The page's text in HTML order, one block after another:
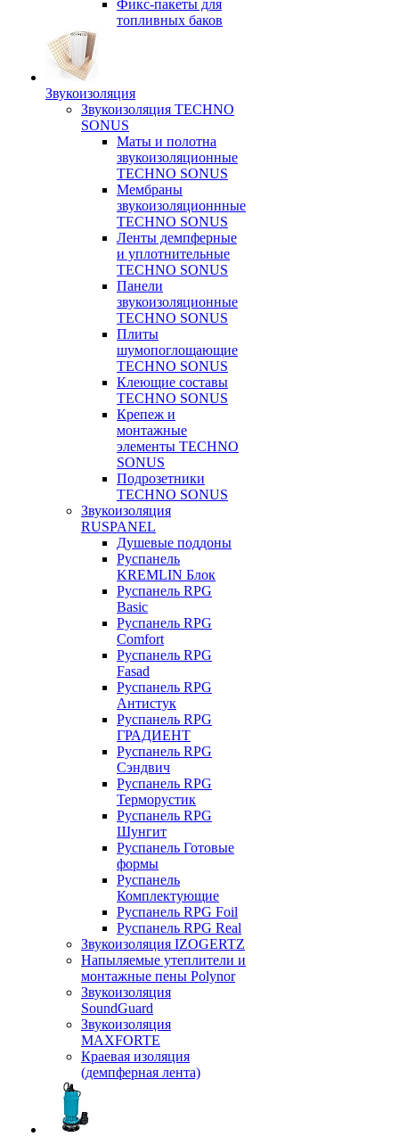
Фикс-пакеты для
топливных баков
Звукоизоляция
Звукоизоляция TECHNO
SONUS
Маты и полотна
звукоизоляционные
TECHNO SONUS
Мембраны
звукоизоляционнные
TECHNO SONUS
Ленты демпферные
и уплотнительные
TECHNO SONUS
Панели
звукоизоляционные
TECHNO SONUS
Плиты
шумопоглощающие
TECHNO SONUS
Клеющие составы
TECHNO SONUS
Крепеж и
монтажные
элементы TECHNO
SONUS
Подрозетники
TECHNO SONUS
Звукоизоляция
RUSPANEL
Душевые поддоны
Руспанель
KREMLIN Блок
Руспанель RPG
Basic
Руспанель RPG
Comfort
Руспанель RPG
Fasad
Руспанель RPG
Антистук
Руспанель RPG
ГРАДИЕНТ
Руспанель RPG
Сэндвич
Руспанель RPG
Терморустик
Руспанель RPG
Шунгит
Руспанель Готовые
формы
Руспанель
Комплектующие
Руспанель RPG Foil
Руспанель RPG Real
Звукоизоляция IZOGERTZ
Напыляемые утеплители и
монтажные пены Polynor
Звукоизоляция
SoundGuard
Звукоизоляция
MAXFORTE
Краевая изоляция
(демпферная лента)